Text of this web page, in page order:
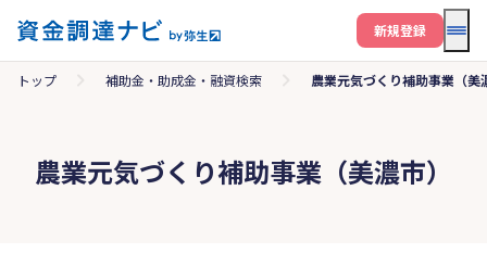
メ
新規登録
トップ 補助金・助成金・融資検索 農業元気づくり補助事業（美
農業元気づくり補助事業（美濃市）